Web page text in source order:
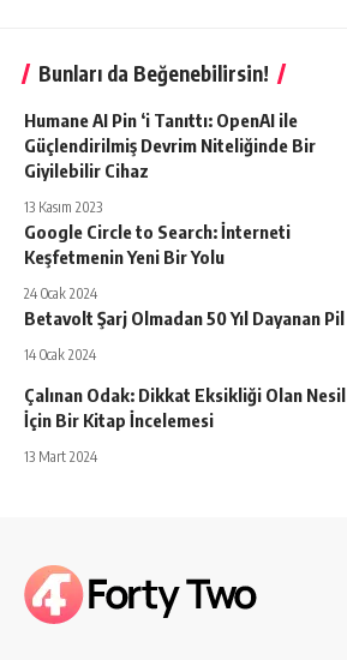
Bunları da Beğenebilirsin!
Humane AI Pin ‘i Tanıttı: OpenAI ile
Güçlendirilmiş Devrim Niteliğinde Bir
Giyilebilir Cihaz
13 Kasım 2023
Google Circle to Search: İnterneti
Keşfetmenin Yeni Bir Yolu
24 Ocak 2024
Betavolt Şarj Olmadan 50 Yıl Dayanan Pil
14 Ocak 2024
Çalınan Odak: Dikkat Eksikliği Olan Nesil
İçin Bir Kitap İncelemesi
13 Mart 2024